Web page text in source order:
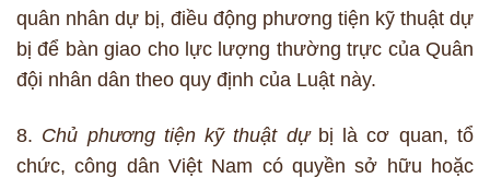
quân nhân dự bị, điều động phương tiện kỹ thuật dự
bị để bàn giao cho lực lượng thường trực của Quân
đội nhân dân theo quy định của Luật này.
8. Chủ phương tiện kỹ thuật dựbị là cơ quan, tổ
chức, công dân Việt Nam có quyền sở hữu hoặc